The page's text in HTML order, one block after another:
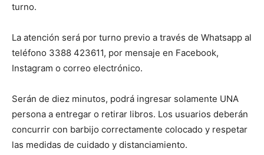
turno.
La atención será por turno previo a través de Whatsapp al
teléfono 3388 423611, por mensaje en Facebook,
Instagram o correo electrónico.
Serán de diez minutos, podrá ingresar solamente UNA
persona a entregar o retirar libros. Los usuarios deberán
concurrir con barbijo correctamente colocado y respetar
las medidas de cuidado y distanciamiento.